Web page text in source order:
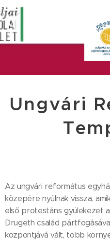
Ungvári
Az ungvári református
közepére nyúlnak vissza,
első protestáns gyülekezet
Drugeth család
központjává vált, több